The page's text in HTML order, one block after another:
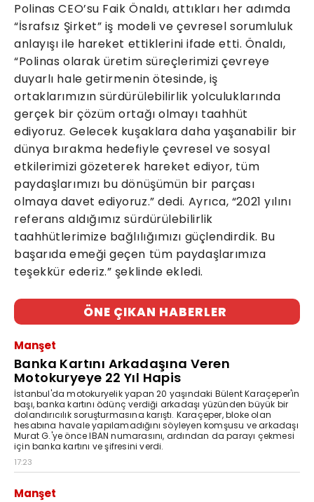
Polinas CEO’su Faik Önaldı, attıkları her adımda
“İsrafsız Şirket” iş modeli ve çevresel sorumluluk
anlayışı ile hareket ettiklerini ifade etti. Önaldı,
“Polinas olarak üretim süreçlerimizi çevreye
duyarlı hale getirmenin ötesinde, iş
ortaklarımızın sürdürülebilirlik yolculuklarında
gerçek bir çözüm ortağı olmayı taahhüt
ediyoruz. Gelecek kuşaklara daha yaşanabilir bir
dünya bırakma hedefiyle çevresel ve sosyal
etkilerimizi gözeterek hareket ediyor, tüm
paydaşlarımızı bu dönüşümün bir parçası
olmaya davet ediyoruz.” dedi. Ayrıca, “2021 yılını
referans aldığımız sürdürülebilirlik
taahhütlerimize bağlılığımızı güçlendirdik. Bu
başarıda emeği geçen tüm paydaşlarımıza
teşekkür ederiz.” şeklinde ekledi.
ÖNE ÇIKAN HABERLER
Manşet
Banka Kartını Arkadaşına Veren
Motokuryeye 22 Yıl Hapis
İstanbul'da motokuryelik yapan 20 yaşındaki Bülent Karaçeper'in
başı, banka kartını ödünç verdiği arkadaşı yüzünden büyük bir
dolandırıcılık soruşturmasına karıştı. Karaçeper, bloke olan
hesabına havale yapılamadığını söyleyen komşusu ve arkadaşı
Murat G.'ye önce IBAN numarasını, ardından da parayı çekmesi
için banka kartını ve şifresini verdi.
17:23
Manşet